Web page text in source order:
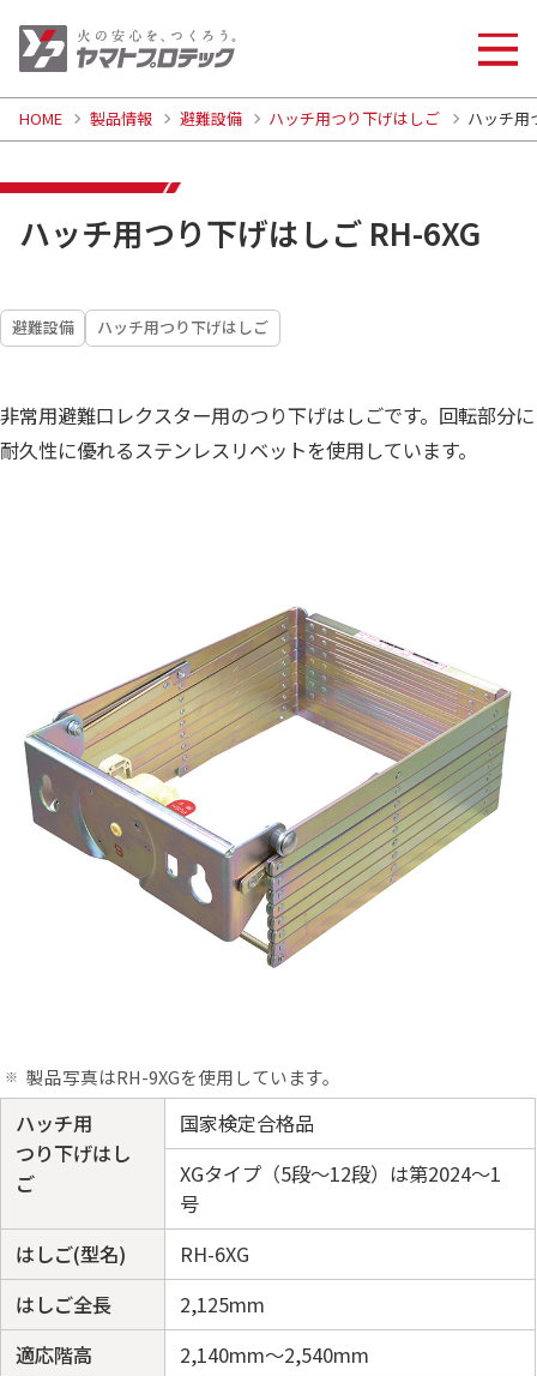
ハッチ用つり下げはしご RH-6XG
HOME 製品情報 避難設備 ハッチ用つり下げはしご ハッチ用
避難設備 ハッチ用つり下げはしご
非常用避難口レクスター用のつり下げはしごです。回転部分に
耐久性に優れるステンレスリベットを使用しています。
製品写真はRH-9XGを使用しています。
ハッチ用
つり下げはし
ご
国家検定合格品
XGタイプ（5段〜12段）は第2024〜1
号
はしご(型名)
RH-6XG
はしご全長
2,125mm
適応階高
2,140mm～2,540mm